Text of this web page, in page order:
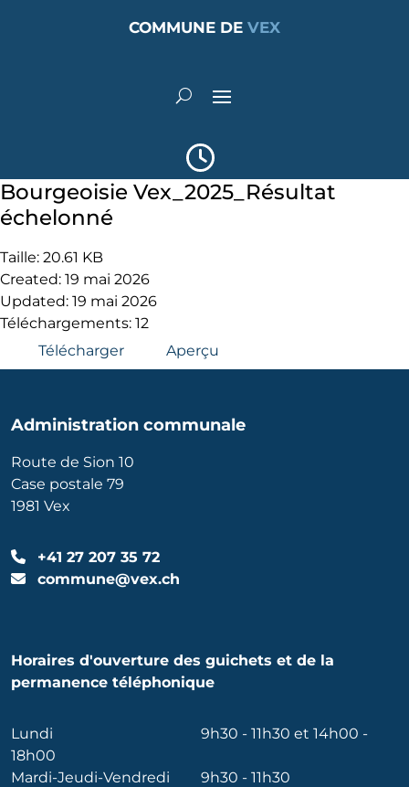
COMMUNE DE VEX
Bourgeoisie Vex_2025_Résultat
échelonné
Taille: 20.61 KB
Created: 19 mai 2026
Updated: 19 mai 2026
Téléchargements: 12
Télécharger
Aperçu
Administration communale
Route de Sion 10
Case postale 79
1981 Vex
+41 27 207 35 72
commune@vex.ch
Horaires d'ouverture des guichets et de la
permanence téléphonique
Lundi
9h30 - 11h30 et 14h00 -
18h00
Mardi-Jeudi-Vendredi
9h30 - 11h30